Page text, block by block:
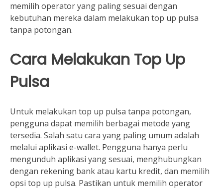
memilih operator yang paling sesuai dengan
kebutuhan mereka dalam melakukan top up pulsa
tanpa potongan.
Cara Melakukan Top Up
Pulsa
Untuk melakukan top up pulsa tanpa potongan,
pengguna dapat memilih berbagai metode yang
tersedia. Salah satu cara yang paling umum adalah
melalui aplikasi e-wallet. Pengguna hanya perlu
mengunduh aplikasi yang sesuai, menghubungkan
dengan rekening bank atau kartu kredit, dan memilih
opsi top up pulsa. Pastikan untuk memilih operator